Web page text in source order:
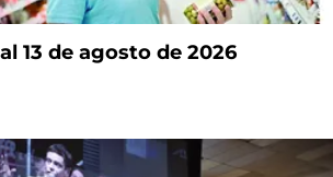
13 de agosto de 2026